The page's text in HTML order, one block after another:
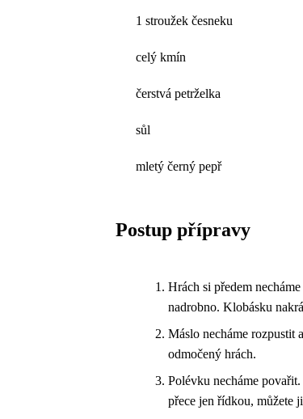
1 stroužek česneku
celý kmín
čerstvá petrželka
sůl
mletý černý pepř
Postup přípravy
Hrách si předem
nadrobno. Klobásku
Máslo necháme rozpustit
odmočený hrách.
Polévku necháme
přece jen řídkou, můžete